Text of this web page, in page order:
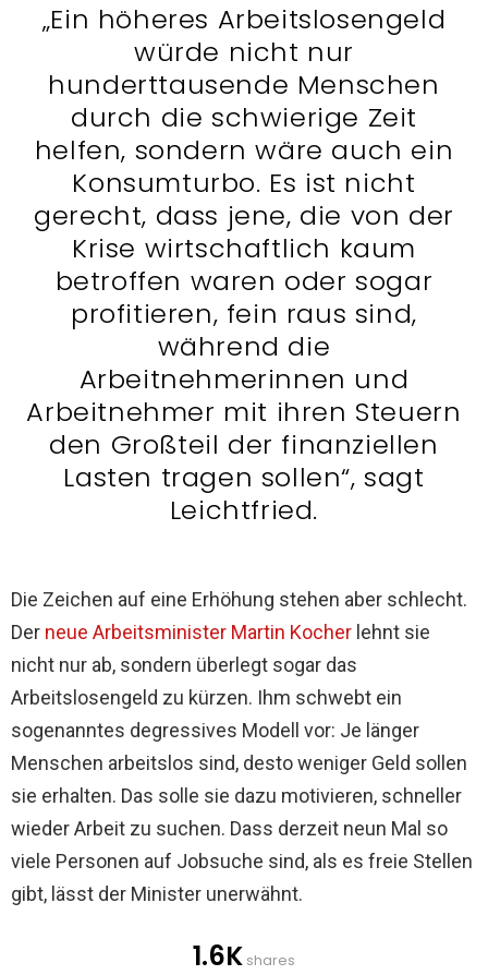
„Ein höheres Arbeitslosengeld
würde nicht nur
hunderttausende Menschen
durch die schwierige Zeit
helfen, sondern wäre auch ein
Konsumturbo. Es ist nicht
gerecht, dass jene, die von der
Krise wirtschaftlich kaum
betroffen waren oder sogar
profitieren, fein raus sind,
während die
Arbeitnehmerinnen und
Arbeitnehmer mit ihren Steuern
den Großteil der finanziellen
Lasten tragen sollen“, sagt
Leichtfried.
Die Zeichen auf eine Erhöhung stehen aber schlecht.
Der neue Arbeitsminister Martin Kocher lehnt sie
nicht nur ab, sondern überlegt sogar das
Arbeitslosengeld zu kürzen. Ihm schwebt ein
sogenanntes degressives Modell vor: Je länger
Menschen arbeitslos sind, desto weniger Geld sollen
sie erhalten. Das solle sie dazu motivieren, schneller
wieder Arbeit zu suchen. Dass derzeit neun Mal so
viele Personen auf Jobsuche sind, als es freie Stellen
gibt, lässt der Minister unerwähnt.
1.6K shares